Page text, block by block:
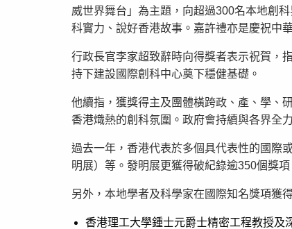
威世界舞台」為主題，向超過300名本地創
科實力、說好香港故事。嘉許禮亦是慶祝中
行政長官李家超致辭時向得獎者表示祝賀，
持下建設國際創科中心奠下穩健基礎。
他續指，獲獎得主及團體橫跨政、產、學、
香港熾熱的創科氛圍。政府會持續與各界全
過去一年，香港代表於多個具代表性的國際
明展）等。發明展更獲得破紀錄逾350個獎
另外，本地學者及科學家在國際知名獎項獲
香港理工大學鍾士元爵士精密工程教授